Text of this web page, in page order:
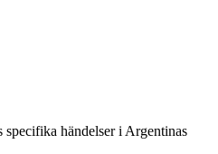
händelser i Argentinas